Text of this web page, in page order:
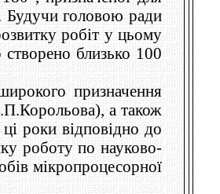
Будучи головою ради
робіт у цьому
близько 100
призначення
а також
роки відповідно до
роботу по науково-
мікропроцесорної